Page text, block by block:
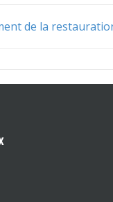
de la